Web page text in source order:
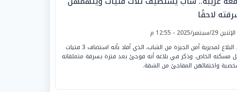
لاحقًا
الإثنين 29/سبتمبر/2025 - 12:55 م
ورد البلاغ لمديرية أمن الجيزة من الشاب، الذي أفاد بأنه استضاف 3 فتيات
مسكنه الخاص. وذكر في بلاغه أنه فوجئ بعد فترة بـسرقة متعلقاته
واختفائهن المفاجئ من الشقة.